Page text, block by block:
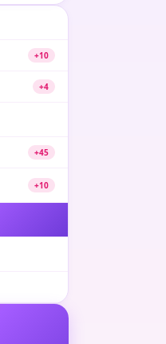
+10
+4
+45
+10